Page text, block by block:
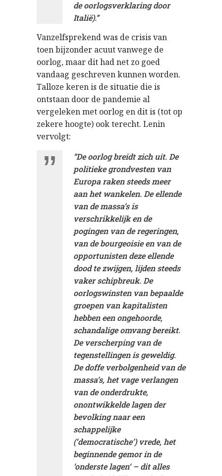
de oorlogsverklaring door
Italië).”
Vanzelfsprekend was de crisis van
toen bijzonder acuut vanwege de
oorlog, maar dit had net zo goed
vandaag geschreven kunnen worden.
Talloze keren is de situatie die is
ontstaan door de pandemie al
vergeleken met oorlog en dit is (tot op
zekere hoogte) ook terecht. Lenin
vervolgt:
“De oorlog breidt zich uit. De
politieke grondvesten van
Europa raken steeds meer
aan het wankelen. De ellende
van de massa’s is
verschrikkelijk en de
pogingen van de regeringen,
van de bourgeoisie en van de
opportunisten deze ellende
dood te zwijgen, lijden steeds
vaker schipbreuk. De
oorlogswinsten van bepaalde
groepen van kapitalisten
hebben een ongehoorde,
schandalige omvang bereikt.
De verscherping van de
tegenstellingen is geweldig.
De doffe verbolgenheid van de
massa’s, het vage verlangen
van de onderdrukte,
onontwikkelde lagen der
bevolking naar een
schappelijke
(‘democratische’) vrede, het
beginnende gemor in de
‘onderste lagen’ – dit alles